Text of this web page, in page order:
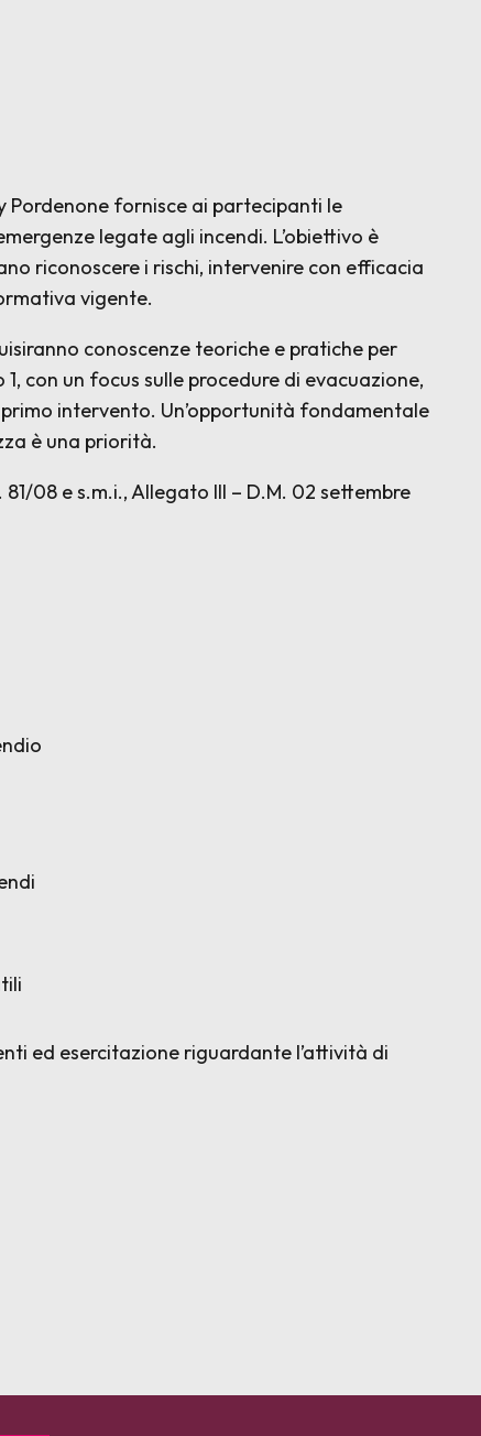
Pordenone fornisce ai partecipanti le
legate agli incendi. L’obiettivo è
riconoscere i rischi, intervenire con efficacia
vigente.
conoscenze teoriche e pratiche per
con un focus sulle procedure di evacuazione,
intervento. Un’opportunità fondamentale
è una priorità.
08 e s.m.i., Allegato III – D.M. 02 settembre
ed esercitazione riguardante l’attività di